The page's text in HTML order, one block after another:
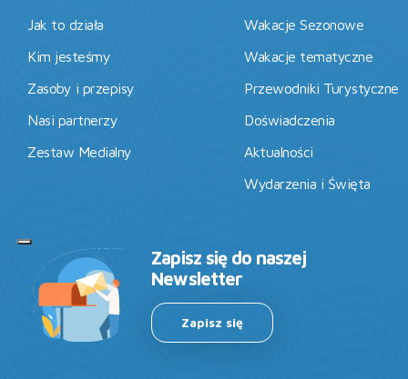
Jak to działa
Kim jesteśmy
Zasoby i przepisy
Nasi partnerzy
Zestaw Medialny
Wakacje Sezonowe
Wakacje tematyczne
Przewodniki Turystyczne
Doświadczenia
Aktualności
Wydarzenia i Święta
Zapisz się do naszej
Newsletter
Zapisz się